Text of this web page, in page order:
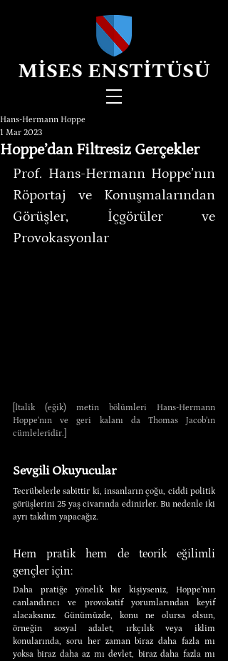
MİSES ENSTİTÜSÜ
Hoppe’dan Filtresiz Gerçekler
Hans-Hermann Hoppe
1 Mar 2023
Prof. Hans-Hermann Hoppe’nın
Röportaj ve Konuşmalarından
Görüşler, İçgörüler ve
Provokasyonlar
[İtalik (eğik) metin bölümleri Hans-Hermann
Hoppe’nın ve geri kalanı da Thomas Jacob’ın
cümleleridir.]
Sevgili Okuyucular
Tecrübelerle sabittir ki, insanların çoğu, ciddi politik
görüşlerini 25 yaş civarında edinirler. Bu nedenle iki
ayrı takdim yapacağız.
Hem pratik hem de teorik eğilimli
gençler için:
Daha pratiğe yönelik bir kişiyseniz, Hoppe’nın
canlandırıcı ve provokatif yorumlarından keyif
alacaksınız. Günümüzde, konu ne olursa olsun,
örneğin sosyal adalet, ırkçılık veya iklim
konularında, soru her zaman biraz daha fazla mı
yoksa biraz daha az mı devlet, biraz daha fazla mı